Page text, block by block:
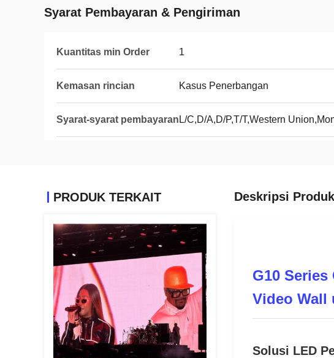
Syarat Pembayaran & Pengiriman
Kuantitas min Order 1
Kemasan rincian Kasus Penerbangan
Syarat-syarat pembayaran L/C,D/A,D/P,T/T,Western
PRODUK TERKAIT Deskripsi Produk
G10
Video Wall
Solusi LED